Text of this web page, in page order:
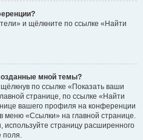
и щёлкните по ссылке «Найти
мной темы?
по ссылке «Показать ваши
странице, по ссылке «Найти
вашего профиля на конференции
«Ссылки» на главной странице.
страницу расширенного
поля.